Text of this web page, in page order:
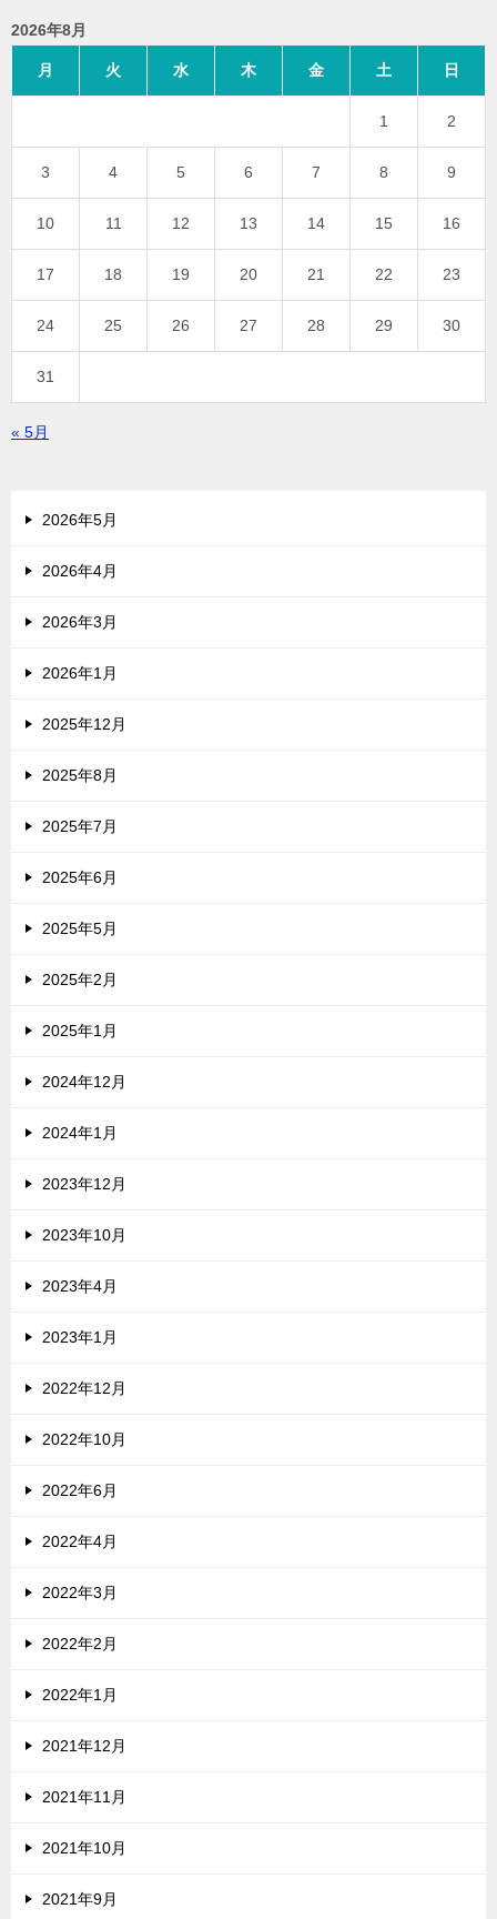
2026年8月
月 火 水 木 金 土 日
1 2
3 4 5 6 7 8 9
10 11 12 13 14 15 16
17 18 19 20 21 22 23
24 25 26 27 28 29 30
31
« 5月
2026年5月
2026年4月
2026年3月
2026年1月
2025年12月
2025年8月
2025年7月
2025年6月
2025年5月
2025年2月
2025年1月
2024年12月
2024年1月
2023年12月
2023年10月
2023年4月
2023年1月
2022年12月
2022年10月
2022年6月
2022年4月
2022年3月
2022年2月
2022年1月
2021年12月
2021年11月
2021年10月
2021年9月